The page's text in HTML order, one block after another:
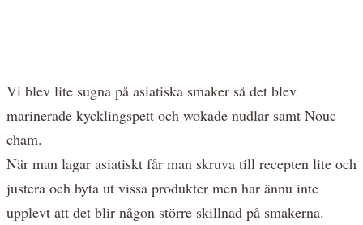
Vi blev lite sugna på asiatiska smaker så det blev
marinerade kycklingspett och wokade nudlar samt Nouc
cham.
När man lagar asiatiskt får man skruva till recepten lite och
justera och byta ut vissa produkter men har ännu inte
upplevt att det blir någon större skillnad på smakerna.